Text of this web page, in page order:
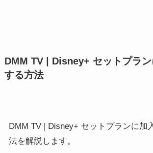
DMM TV | Disney+ セットプラ
する方法
DMM TV | Disney+ セットプランに加
法を解説します。